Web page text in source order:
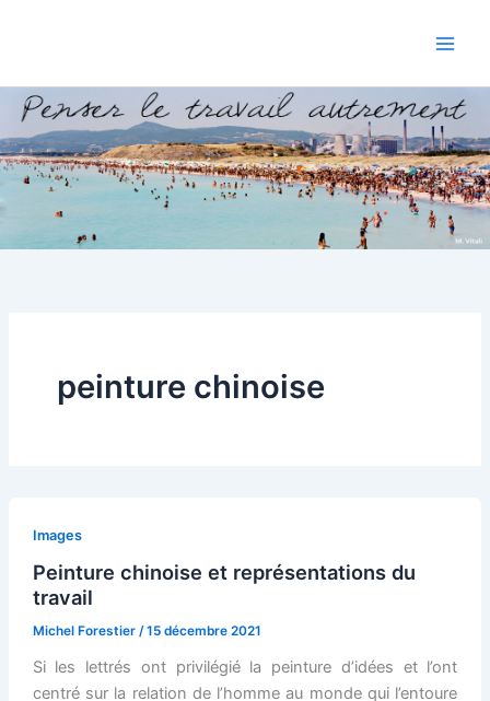
peinture chinoise
Images
Peinture chinoise et représentations du
travail
Michel Forestier /15 décembre 2021
Si les lettrés ont privilégié la peinture d’idées et l’ont
centré sur la relation de l’homme au monde qui l’entoure